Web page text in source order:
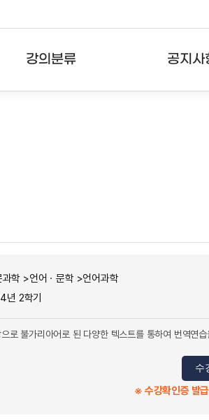
강의분류 공지사
과학 >언어ㆍ문학 >언어과학
년 2학기
로 불가리아어로 된 다양한 텍스트를 통하여 번역연
수
※ 수강확인증 발